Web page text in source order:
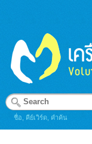
ชื่อ, คีย์เวิร์ด, คำค้น